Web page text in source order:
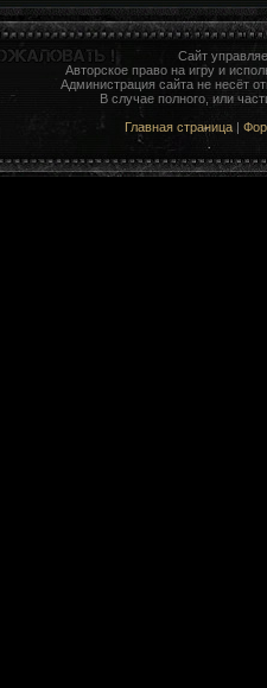
Сайт
Авторское право на игру и
Администрация сайта не несёт
В случае полного, или
Главная страница |